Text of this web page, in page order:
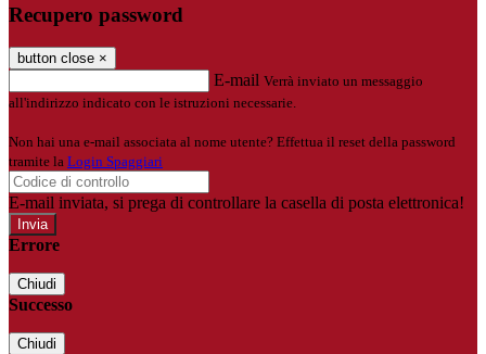
Recupero password
button close ×
E-mail Verrà inviato un messaggio
all'indirizzo indicato con le istruzioni necessarie.
Non hai una e-mail associata al nome utente? Effettua il reset della password
tramite la Login Spaggiari
E-mail inviata, si prega di controllare la casella di posta elettronica!
Errore
Chiudi
Successo
Chiudi